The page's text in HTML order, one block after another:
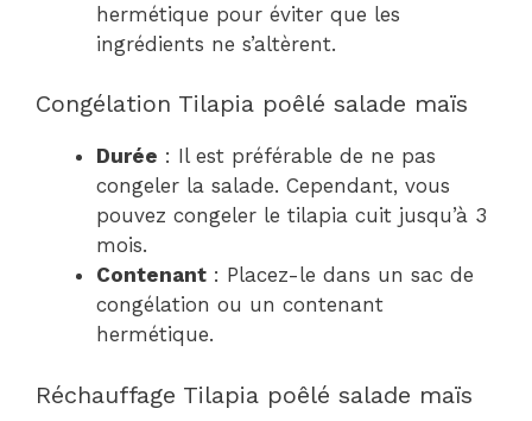
hermétique pour éviter que les
ingrédients ne s’altèrent.
Congélation Tilapia poêlé salade maïs
Durée : Il est préférable de ne pas
congeler la salade. Cependant, vous
pouvez congeler le tilapia cuit jusqu’à 3
mois.
Contenant : Placez-le dans un sac de
congélation ou un contenant
hermétique.
Réchauffage Tilapia poêlé salade maïs